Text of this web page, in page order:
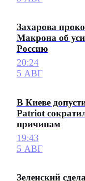
Захарова
Макрона об
Россию
20:24
5 АВГ
В Киеве
Patriot
причинам
19:43
5 АВГ
Зеленский